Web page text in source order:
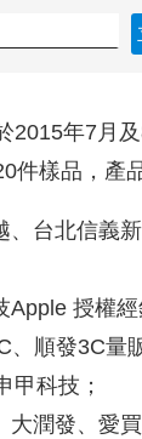
2015年7月
件樣品，產
、台北信義
授權經
順發3C量
甲科技；
潤發、愛買